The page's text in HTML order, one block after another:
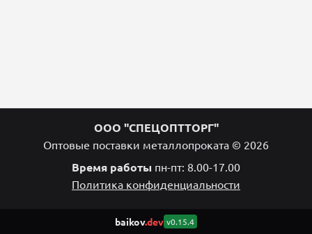
ООО "СПЕЦОПТТОРГ"
Оптовые поставки металлопроката © 2026
Время работы пн-пт: 8.00-17.00
Политика конфиденциальности
baikov.dev v0.15.4